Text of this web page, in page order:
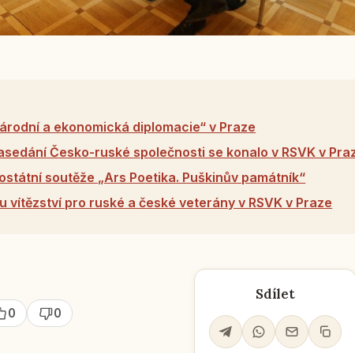
a ekonomická diplomacie“ v Praze
Česko-ruské společnosti se konalo v RSVK v
soutěže „Ars Poetika. Puškinův památník“
vítězství pro ruské a české veterány v RSVK v Praze
0 0
Sdílet